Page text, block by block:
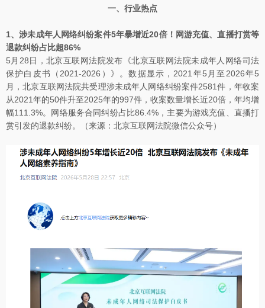
一、行业热点
1、涉未成年人网络纠纷案件5年暴增近20倍！网游充值、直播打赏等
退款纠纷占比超86%
5月28日，北京互联网法院发布《北京互联网法院未成年人网络司法
保护白皮书（2021-2026）》。数据显示，2021年5月至2026年5
月，北京互联网法院共受理涉未成年人网络纠纷案件2581件，年收案
从2021年的50件升至2025年的997件，收案数量增长近20倍，年均增
幅111.3%。网络服务合同纠纷占比86.4%，主要为游戏充值、直播打
赏引发的退款纠纷。（来源：北京互联网法院微信公众号）